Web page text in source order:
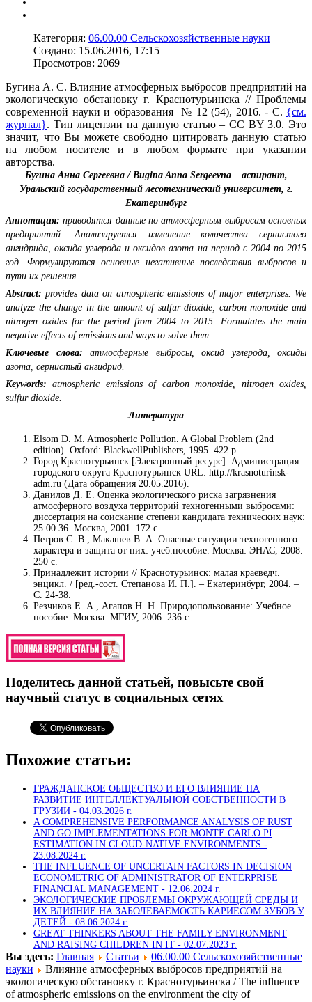
Категория: 06.00.00 Сельскохозяйственные науки
Создано: 15.06.2016, 17:15
Просмотров: 2069
Бугина А. С. Влияние атмосферных выбросов предприятий на
экологическую обстановку г. Краснотурьинска // Проблемы
современной науки и образования № 12 (54), 2016. - С. {см.
журнал}. Тип лицензии на данную статью – CC BY 3.0. Это
значит, что Вы можете свободно цитировать данную статью
на любом носителе и в любом формате при указании
авторства.
Бугина Анна Сергеевна / Bugina Anna Sergeevna – аспирант,
Уральский государственный лесотехнический университет, г.
Екатеринбург
Аннотация: приводятся данные по атмосферным выбросам основных
предприятий. Анализируется изменение количества сернистого
ангидрида, оксида углерода и оксидов азота на период с 2004 по 2015
год. Формулируются основные негативные последствия выбросов и
пути их решения.
Abstract: provides data on atmospheric emissions of major enterprises. We
analyze the change in the amount of sulfur dioxide, carbon monoxide and
nitrogen oxides for the period from 2004 to 2015. Formulates the main
negative effects of emissions and ways to solve them.
Ключевые слова: атмосферные выбросы, оксид углерода, оксиды
азота, сернистый ангидрид.
Keywords: atmospheric emissions of carbon monoxide, nitrogen oxides,
sulfur dioxide.
Литература
Elsom D. M. Atmospheric Pollution. A Global Problem (2nd
edition). Oxford: BlackwellPublishers, 1995. 422 р.
Город Краснотурьинск [Электронный ресурс]: Администрация
городского округа Краснотурьинск URL: http://krasnoturinsk-
adm.ru (Дата обращения 20.05.2016).
Данилов Д. Е. Оценка экологического риска загрязнения
атмосферного воздуха территорий техногенными выбросами:
диссертация на соискание степени кандидата технических наук:
25.00.36. Москва, 2001. 172 с.
Петров С. В., Макашев В. А. Опасные ситуации техногенного
характера и защита от них: учеб.пособие. Москва: ЭНАС, 2008.
250 с.
Принадлежит истории // Краснотурьинск: малая краеведч.
энцикл. / [ред.-сост. Степанова И. П.]. – Екатеринбург, 2004. –
С. 24-38.
Резчиков Е. А., Агапов Н. Н. Природопользование: Учебное
пособие. Москва: МГИУ, 2006. 236 с.
Поделитесь данной статьей, повысьте свой
научный статус в социальных сетях
Похожие статьи:
ГРАЖДАНСКОЕ ОБЩЕСТВО И ЕГО ВЛИЯНИЕ НА
РАЗВИТИЕ ИНТЕЛЛЕКТУАЛЬНОЙ СОБСТВЕННОСТИ В
ГРУЗИИ - 04.03.2026 г.
A COMPREHENSIVE PERFORMANCE ANALYSIS OF RUST
AND GO IMPLEMENTATIONS FOR MONTE CARLO PI
ESTIMATION IN CLOUD-NATIVE ENVIRONMENTS -
23.08.2024 г.
THE INFLUENCE OF UNCERTAIN FACTORS IN DECISION
ECONOMETRIC OF ADMINISTRATOR OF ENTERPRISE
FINANCIAL MANAGEMENT - 12.06.2024 г.
ЭКОЛОГИЧЕСКИЕ ПРОБЛЕМЫ ОКРУЖАЮЩЕЙ СРЕДЫ И
ИХ ВЛИЯНИЕ НА ЗАБОЛЕВАЕМОСТЬ КАРИЕСОМ ЗУБОВ У
ДЕТЕЙ - 08.06.2024 г.
GREAT THINKERS ABOUT THE FAMILY ENVIRONMENT
AND RAISING CHILDREN IN IT - 02.07.2023 г.
Вы здесь: Главная Статьи
06.00.00 Сельскохозяйственные
науки
Влияние атмосферных выбросов предприятий на
экологическую обстановку г. Краснотурьинска / The influence
of atmospheric emissions on the environment the city of